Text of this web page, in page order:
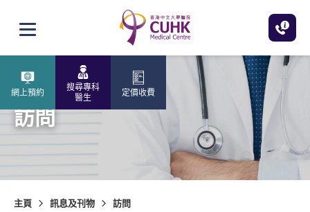
打開選單
網上預約
搜尋專科
醫生
定價收費
訪問
主頁 訊息及刊物 訪問